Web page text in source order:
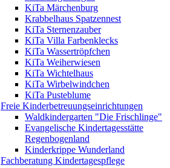
KiTa Märchenburg
Krabbelhaus Spatzennest
KiTa Sternenzauber
KiTa Villa Farbenklecks
KiTa Wassertröpfchen
KiTa Weiherwiesen
KiTa Wichtelhaus
KiTa Wirbelwindchen
KiTa Pusteblume
Freie Kinderbetreuungseinrichtungen
Waldkindergarten "Die Frischlinge"
Evangelische Kindertagesstätte
Regenbogenland
Kinderkrippe Wunderland
Fachberatung Kindertagespflege